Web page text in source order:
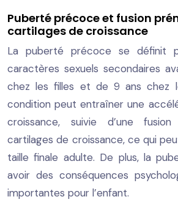
Puberté précoce et fusion
cartilages de croissance
La puberté précoce se définit
caractères sexuels secondaires
chez les filles et de 9 ans chez
condition peut entraîner une
croissance, suivie d’une
cartilages de croissance, ce qui
taille finale adulte. De plus, la
avoir des conséquences
importantes pour l’enfant.